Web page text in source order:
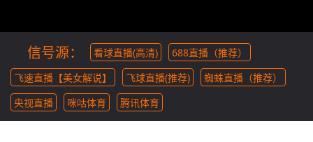
信号源： 看球直播(高清)
688直播（推荐）
飞速直播【美女解说】
飞球直播(推荐)
蜘蛛直播（推荐）
央视直播
咪咕体育 腾讯体育